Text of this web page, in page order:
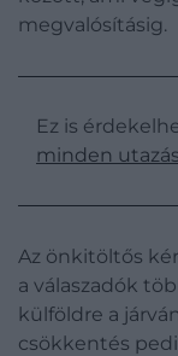
megvalósításig.
Ez is
minden
Az önkitöltős
a válaszadók
külföldre a
csökkentés